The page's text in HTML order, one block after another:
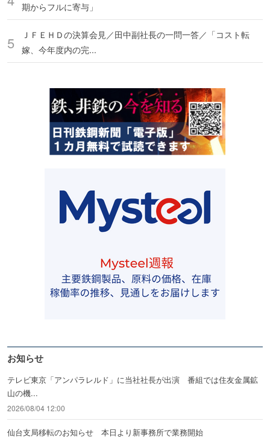
期からフルに寄与」
ＪＦＥＨＤの決算会見／田中副社長の一問一答／「コスト転
嫁、今年度内の完...
お知らせ
テレビ東京「アンパラレルド」に当社社長が出演 番組では住友金属鉱
山の機...
2026/08/04 12:00
仙台支局移転のお知らせ 本日より新事務所で業務開始